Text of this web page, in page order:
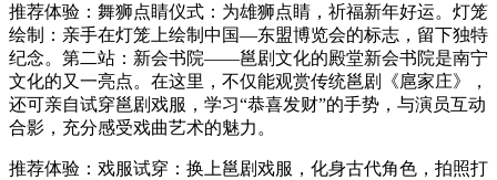
推荐体验：舞狮点睛仪式：为雄狮点睛，祈福新年好运。灯笼
绘制：亲手在灯笼上绘制中国—东盟博览会的标志，留下独特
纪念。第二站：新会书院——邕剧文化的殿堂新会书院是南宁
文化的又一亮点。在这里，不仅能观赏传统邕剧《扈家庄》，
还可亲自试穿邕剧戏服，学习“恭喜发财”的手势，与演员互动
合影，充分感受戏曲艺术的魅力。
推荐体验：戏服试穿：换上邕剧戏服，化身古代角色，拍照打